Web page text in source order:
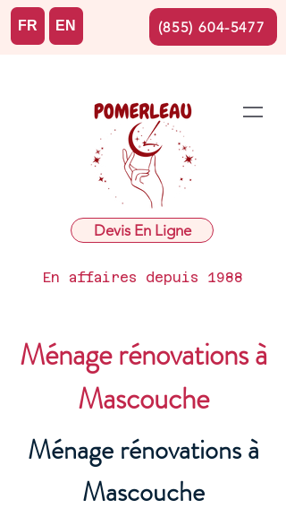
Devis En Ligne
En affaires depuis 1988
FR EN (855) 604-5477
Ménage rénovations à
Mascouche
Ménage rénovations à
Mascouche